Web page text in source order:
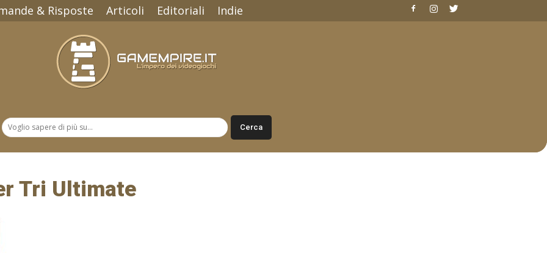
& Risposte Articoli Editoriali Indie
Tri Ultimate